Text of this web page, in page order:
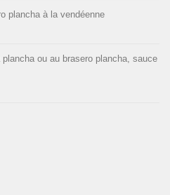
plancha à la vendéenne
ou au brasero plancha, sauce